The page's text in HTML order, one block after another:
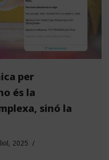
per
és la
sinó la
2025